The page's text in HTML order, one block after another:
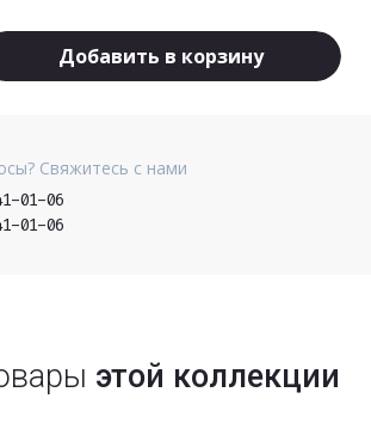
Добавить в корзину
Свяжитесь с нами
01-06
01-06
этой коллекции